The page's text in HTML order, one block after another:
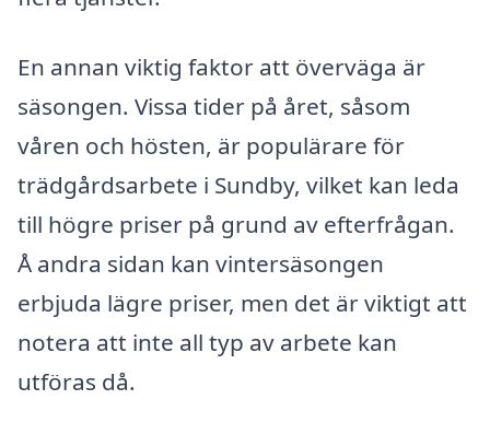
En annan viktig faktor att överväga är
säsongen. Vissa tider på året, såsom
våren och hösten, är populärare för
trädgårdsarbete i Sundby, vilket kan leda
till högre priser på grund av efterfrågan.
Å andra sidan kan vintersäsongen
erbjuda lägre priser, men det är viktigt att
notera att inte all typ av arbete kan
utföras då.